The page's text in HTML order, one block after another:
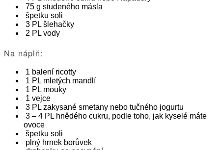
75 g studeného másla
špetku soli
3 PL šlehačky
2 PL vody
Na náplň:
1 balení ricotty
1 PL mletých mandlí
1 PL mouky
1 vejce
3 PL zakysané smetany nebo tučného jogurtu
3 – 4 PL hnědého cukru, podle toho, jak kyselé máte
ovoce
špetku soli
plný hrnek borůvek